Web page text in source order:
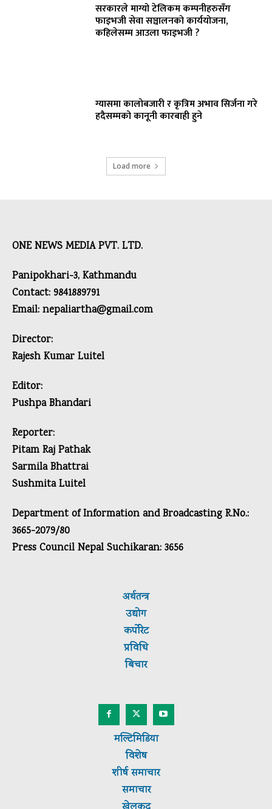
सरकारले माग्यो टेलिकम कम्पनीहरुसँग
फाइभजी सेवा सञ्चालनको कार्ययोजना,
कहिलेसम्म आउला फाइभजी ?
ग्यासमा कालोबजारी र कृत्रिम अभाव सिर्जना गरे
हदैसम्मको कानूनी कारबाही हुने
Load more
ONE NEWS MEDIA PVT. LTD.
Panipokhari-3, Kathmandu
Contact: 9841889791
Email: nepaliartha@gmail.com
Director:
Rajesh Kumar Luitel
Editor:
Pushpa Bhandari
Reporter:
Pitam Raj Pathak
Sarmila Bhattrai
Sushmita Luitel
Department of Information and Broadcasting R.No.:
3665-2079/80
Press Council Nepal Suchikaran: 3656
अर्थतन्त्र
उद्योग
कर्पाेरेट
प्रविधि
बिचार
मल्टिमिडिया
विशेष
शीर्षसमाचार
समाचार